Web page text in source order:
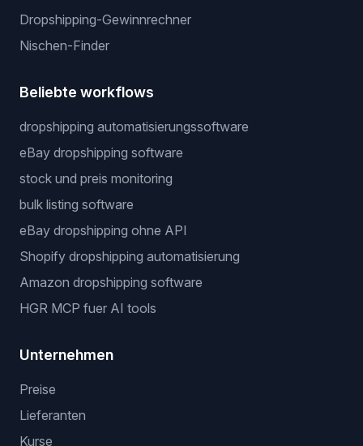
Dropshipping-Gewinnrechner
Nischen-Finder
Beliebte workflows
dropshipping automatisierungssoftware
eBay dropshipping software
stock und preis monitoring
bulk listing software
eBay dropshipping ohne API
Shopify dropshipping automatisierung
Amazon dropshipping software
HGR MCP fuer AI tools
Unternehmen
Preise
Lieferanten
Kurse